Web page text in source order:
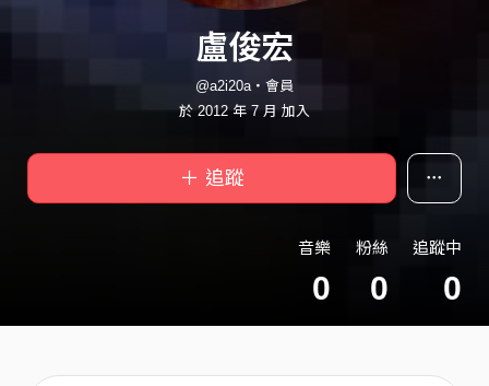
盧俊宏
@a2i20a・會員
於 2012 年 7 月 加入
＋ 追蹤
音樂
0
粉絲
0
追蹤中
0